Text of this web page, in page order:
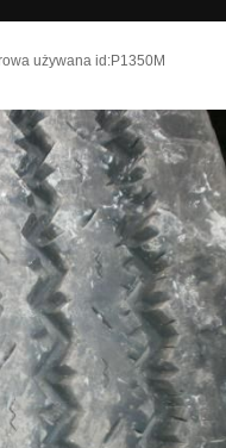
używana id:P1350M